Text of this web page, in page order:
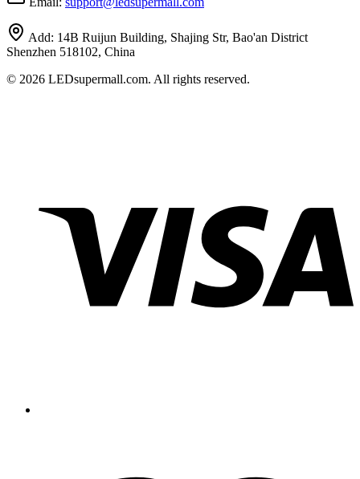
Add: 14B Ruijun Building, Shajing Str, Bao'an District
Shenzhen 518102, China
© 2026 LEDsupermall.com. All rights reserved.